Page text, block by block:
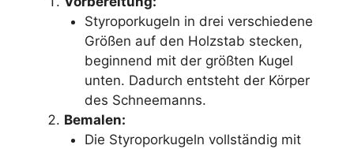
Styroporkugeln in drei verschiedene
Größen auf den Holzstab stecken,
beginnend mit der größten Kugel
unten. Dadurch entsteht der Körper
des Schneemanns.
Bemalen:
Die Styroporkugeln vollständig mit